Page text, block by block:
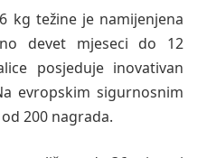
kg težine je namijenjena
devet mjeseci do 12
posjeduje inovativan
evropskim sigurnosnim
200 nagrada.